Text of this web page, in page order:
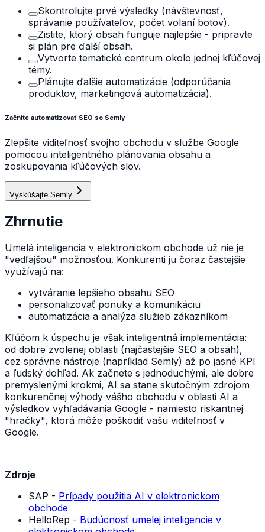
Skontrolujte prvé výsledky (návštevnosť,
správanie používateľov, počet volaní botov).
Zistite, ktorý obsah funguje najlepšie - pripravte
si plán pre ďalší obsah.
Vytvorte tematické centrum okolo jednej kľúčovej
témy.
Plánujte ďalšie automatizácie (odporúčania
produktov, marketingová automatizácia).
Začnite automatizovať SEO so Semly
Zlepšite viditeľnosť svojho obchodu v službe Google
pomocou inteligentného plánovania obsahu a
zoskupovania kľúčových slov.
Vyskúšajte Semly
Zhrnutie
Umelá inteligencia v elektronickom obchode už nie je
"vedľajšou" možnosťou. Konkurenti ju čoraz častejšie
využívajú na:
vytváranie lepšieho obsahu SEO
personalizovať ponuky a komunikáciu
automatizácia a analýza služieb zákazníkom
Kľúčom k úspechu je však inteligentná implementácia:
od dobre zvolenej oblasti (najčastejšie SEO a obsah),
cez správne nástroje (napríklad Semly) až po jasné KPI
a ľudský dohľad. Ak začnete s jednoduchými, ale dobre
premyslenými krokmi, AI sa stane skutočným zdrojom
konkurenčnej výhody vášho obchodu v oblasti AI a
výsledkov vyhľadávania Google - namiesto riskantnej
"hračky", ktorá môže poškodiť vašu viditeľnosť v
Google.
Zdroje
SAP - Prípady použitia AI v elektronickom
obchode
HelloRep - Budúcnosť umelej inteligencie v